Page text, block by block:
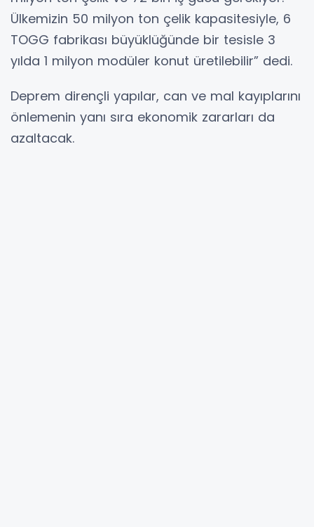
Ülkemizin 50 milyon ton çelik kapasitesiyle, 6
TOGG fabrikası büyüklüğünde bir tesisle 3
yılda 1 milyon modüler konut üretilebilir” dedi.
Deprem dirençli yapılar, can ve mal kayıplarını
önlemenin yanı sıra ekonomik zararları da
azaltacak.